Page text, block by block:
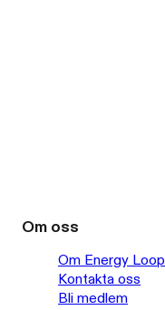
Om oss
Om Energy Loop
Kontakta oss
Bli medlem